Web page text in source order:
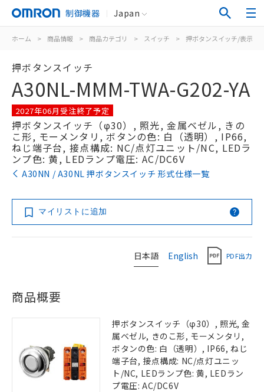
制御機器 Japan
ホーム > 商品情報 > 商品カテゴリ > スイッチ > 押ボタンスイッチ/表示灯
押ボタンスイッチ
A30NL-MMM-TWA-G202-YA
2027年06月受注終了予定
押ボタンスイッチ（φ30）, 照光, 金属ベゼル, きの
こ形, モーメンタリ, ボタンの色: 白（透明）, IP66,
ねじ端子台, 接点構成: NC/点灯ユニット/NC, LEDラ
ンプ色: 黄, LEDランプ電圧: AC/DC6V
A30NN / A30NL 押ボタンスイッチ 形式仕様一覧
マイリストに追加
日本語 English PDF出力
商品概要
押ボタンスイッチ（φ30）, 照光, 金
属ベゼル, きのこ形, モーメンタリ,
ボタンの色: 白（透明）, IP66, ねじ
端子台, 接点構成: NC/点灯ユニッ
ト/NC, LEDランプ色: 黄, LEDラン
プ電圧: AC/DC6V